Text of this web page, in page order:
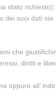
stato richiesto);
dei suoi dati sia
che
diritti e
oppure all’